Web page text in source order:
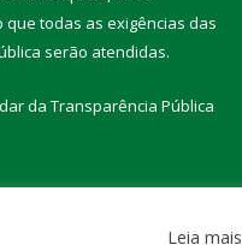
que todas as exigências das
serão atendidas.
da Transparência Pública
Acessar Webmail
Leia mais